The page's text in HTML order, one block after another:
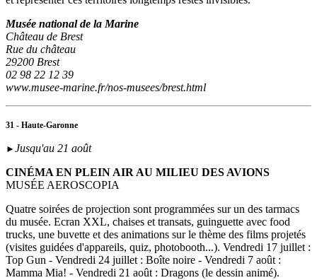
Musée national de la Marine
Château de Brest
Rue du château
29200 Brest
02 98 22 12 39
www.musee-marine.fr/nos-musees/brest.html
31 - Haute-Garonne
► Jusqu'au 21 août
CINÉMA EN PLEIN AIR AU MILIEU DES AVIONS
MUSÉE AEROSCOPIA
Quatre soirées de projection sont programmées sur un des tarmacs
du musée. Ecran XXL, chaises et transats, guinguette avec food
trucks, une buvette et des animations sur le thème des films projetés
(visites guidées d'appareils, quiz, photobooth...). Vendredi 17 juillet :
Top Gun - Vendredi 24 juillet : Boîte noire - Vendredi 7 août :
Mamma Mia! - Vendredi 21 août : Dragons (le dessin animé).